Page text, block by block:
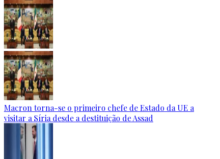
Macron torna-se o primeiro chefe de Estado da UE a
visitar a Síria desde a destituição de Assad